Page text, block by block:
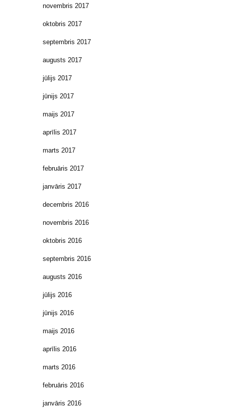
novembris 2017
oktobris 2017
septembris 2017
augusts 2017
jūlijs 2017
jūnijs 2017
maijs 2017
aprīlis 2017
marts 2017
februāris 2017
janvāris 2017
decembris 2016
novembris 2016
oktobris 2016
septembris 2016
augusts 2016
jūlijs 2016
jūnijs 2016
maijs 2016
aprīlis 2016
marts 2016
februāris 2016
janvāris 2016